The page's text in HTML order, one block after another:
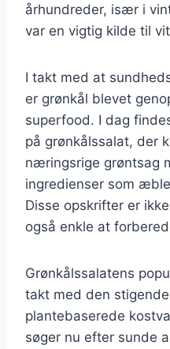
århundreder, især i
var en vigtig kilde til
I takt med at
er grønkål blevet
superfood. I dag
på grønkålssalat, der
næringsrige grøntsag
ingredienser som
Disse opskrifter er
også enkle at
Grønkålssalatens
takt med den
plantebaserede
søger nu efter sunde